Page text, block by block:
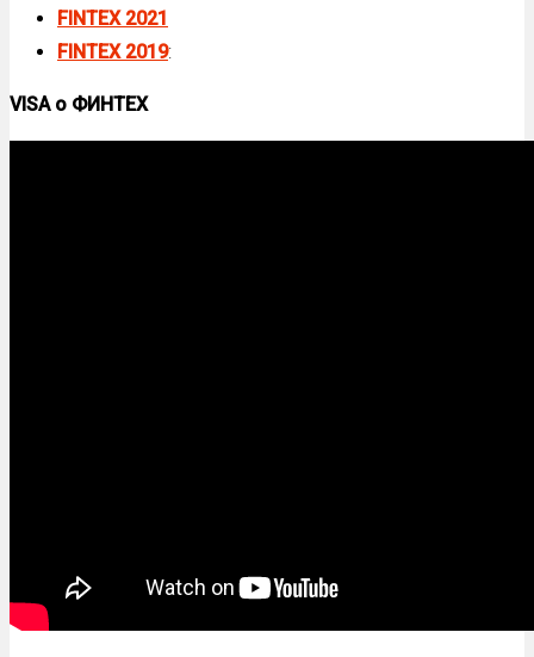
FINTEX 2021
FINTEX 2019:
VISA о ФИНТЕХ